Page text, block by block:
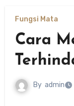
Fungsi Mata
Cara
By admin